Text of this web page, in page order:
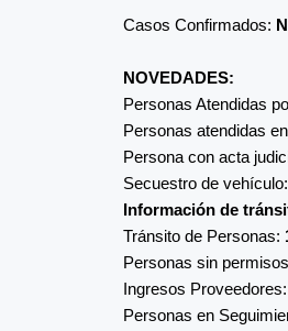
Casos Confirmados:
NOVEDADES:
Personas Atendidas
Personas atendidas
Persona con acta
Secuestro de vehículo:
Información de
Tránsito de Personas:
Personas sin
Ingresos Proveedores:
Personas en